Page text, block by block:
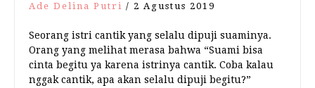
Ade Delina Putri / 2 Agustus 2019
Seorang istri cantik yang selalu dipuji suaminya.
Orang yang melihat merasa bahwa “Suami bisa
cinta begitu ya karena istrinya cantik. Coba kalau
nggak cantik, apa akan selalu dipuji begitu?”